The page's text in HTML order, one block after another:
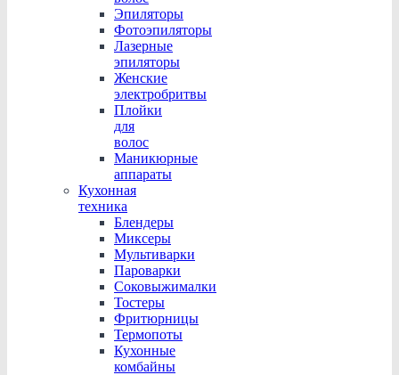
Эпиляторы
Фотоэпиляторы
Лазерные
эпиляторы
Женские
электробритвы
Плойки
для
волос
Маникюрные
аппараты
Кухонная
техника
Блендеры
Миксеры
Мультиварки
Пароварки
Соковыжималки
Тостеры
Фритюрницы
Термопоты
Кухонные
комбайны